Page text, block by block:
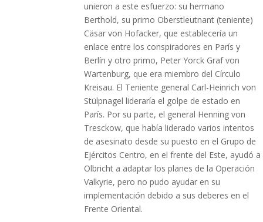
unieron a este esfuerzo: su hermano
Berthold, su primo Oberstleutnant (teniente)
Cäsar von Hofacker, que establecería un
enlace entre los conspiradores en París y
Berlín y otro primo, Peter Yorck Graf von
Wartenburg, que era miembro del Círculo
Kreisau. El Teniente general Carl-Heinrich von
Stülpnagel lideraría el golpe de estado en
París. Por su parte, el general Henning von
Tresckow, que había liderado varios intentos
de asesinato desde su puesto en el Grupo de
Ejércitos Centro, en el frente del Este, ayudó a
Olbricht a adaptar los planes de la Operación
Valkyrie, pero no pudo ayudar en su
implementación debido a sus deberes en el
Frente Oriental.